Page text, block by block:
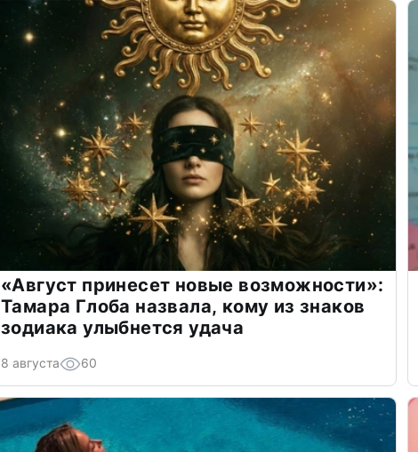
«Август принесет новые возможности»:
Тамара Глоба назвала, кому из знаков
зодиака улыбнется удача
8 августа 60